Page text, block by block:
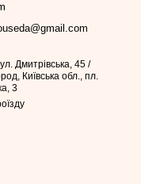
Дмитрівська, 45 /
Київська обл., пл.
3